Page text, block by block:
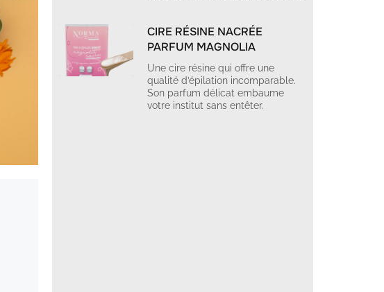
CIRE RÉSINE NACRÉE
PARFUM MAGNOLIA
Une cire résine qui offre une
qualité d’épilation incomparable.
Son parfum délicat embaume
votre institut sans entêter.